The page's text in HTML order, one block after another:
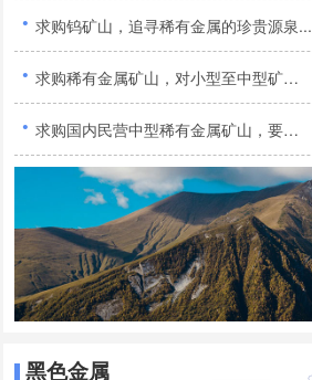
· 求购钨矿山，追寻稀有金属的珍贵源泉...
· 求购稀有金属矿山，对小型至中型矿山感兴趣...
· 求购国内民营中型稀有金属矿山，要求手续齐全...
黑色金属